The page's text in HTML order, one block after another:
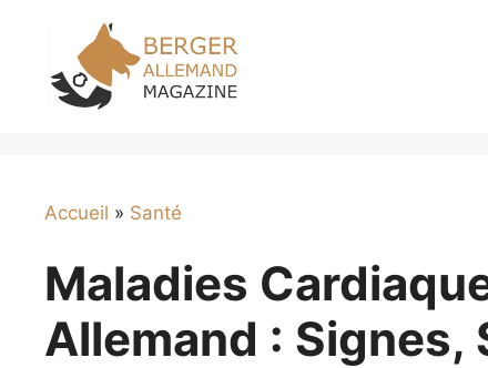
contenu
Accueil » Santé
Maladies
Allemand : Signes,